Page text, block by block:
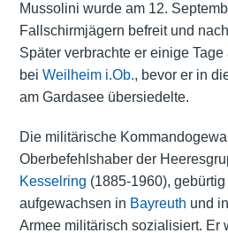
Mussolini wurde am 12.
Fallschirmjägern befreit und
Später verbrachte er einige
bei Weilheim i.Ob., bevor er in
am Gardasee übersiedelte.
Die militärische
Oberbefehlshaber der
Kesselring (1885-1960),
aufgewachsen in Bayreuth und
Armee militärisch sozialisiert. Er